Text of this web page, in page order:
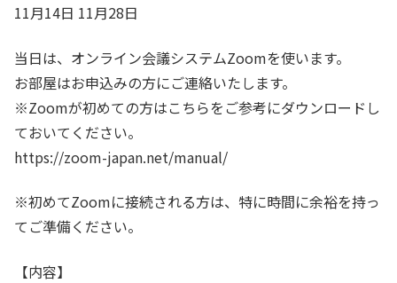
11月14日 11月28日
当日は、オンライン会議システムZoomを使います。
お部屋はお申込みの方にご連絡いたします。
※Zoomが初めての方はこちらをご参考にダウンロードし
ておいてください。
https://zoom-japan.net/manual/
※初めてZoomに接続される方は、特に時間に余裕を持っ
てご準備ください。
【内容】